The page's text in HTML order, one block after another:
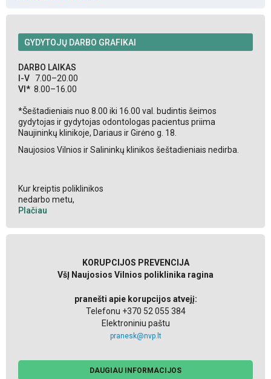
GYDYTOJŲ DARBO GRAFIKAI
DARBO LAIKAS
I-V 7.00–20.00
VI* 8.00–16.00
*Šeštadieniais nuo 8.00 iki 16.00 val. budintis šeimos
gydytojas ir gydytojas odontologas pacientus priima
Naujininkų klinikoje, Dariaus ir Girėno g. 18.
Naujosios Vilnios ir Salininkų klinikos šeštadieniais nedirba.
Kur kreiptis poliklinikos
nedarbo metu,
Plačiau
KORUPCIJOS PREVENCIJA
VšĮ Naujosios Vilnios poliklinika ragina
pranešti apie korupcijos atvejį:
Telefonu +370 52 055 384
Elektroniniu paštu
pranesk@nvp.lt
DAUGIAU INFORMACIJOS